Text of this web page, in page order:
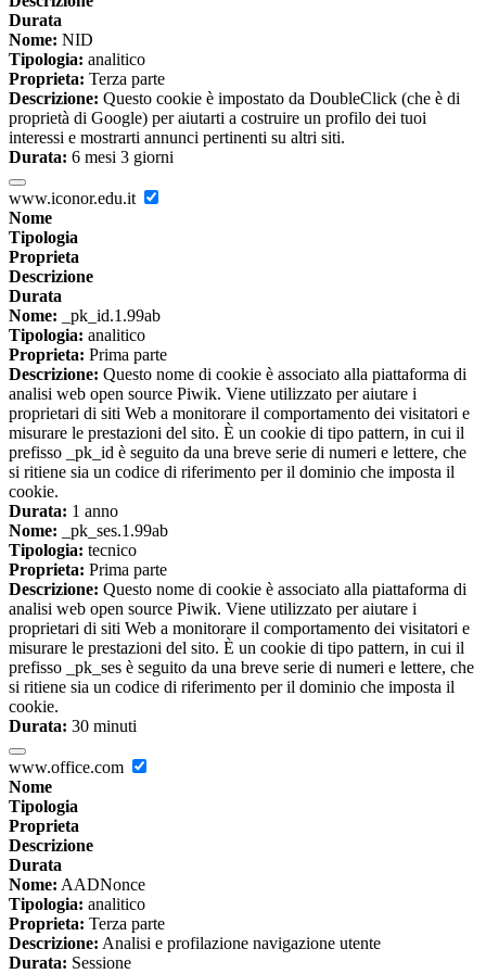
Durata
Nome: NID
Tipologia: analitico
Proprieta: Terza parte
Descrizione: Questo cookie è impostato da DoubleClick (che è di
proprietà di Google) per aiutarti a costruire un profilo dei tuoi
interessi e mostrarti annunci pertinenti su altri siti.
Durata: 6 mesi 3 giorni
www.iconor.edu.it
Nome
Tipologia
Proprieta
Descrizione
Durata
Nome: _pk_id.1.99ab
Tipologia: analitico
Proprieta: Prima parte
Descrizione: Questo nome di cookie è associato alla piattaforma di
analisi web open source Piwik. Viene utilizzato per aiutare i
proprietari di siti Web a monitorare il comportamento dei visitatori e
misurare le prestazioni del sito. È un cookie di tipo pattern, in cui il
prefisso _pk_id è seguito da una breve serie di numeri e lettere, che
si ritiene sia un codice di riferimento per il dominio che imposta il
cookie.
Durata: 1 anno
Nome: _pk_ses.1.99ab
Tipologia: tecnico
Proprieta: Prima parte
Descrizione: Questo nome di cookie è associato alla piattaforma di
analisi web open source Piwik. Viene utilizzato per aiutare i
proprietari di siti Web a monitorare il comportamento dei visitatori e
misurare le prestazioni del sito. È un cookie di tipo pattern, in cui il
prefisso _pk_ses è seguito da una breve serie di numeri e lettere, che
si ritiene sia un codice di riferimento per il dominio che imposta il
cookie.
Durata: 30 minuti
www.office.com
Nome
Tipologia
Proprieta
Descrizione
Durata
Nome: AADNonce
Tipologia: analitico
Proprieta: Terza parte
Descrizione: Analisi e profilazione navigazione utente
Durata: Sessione